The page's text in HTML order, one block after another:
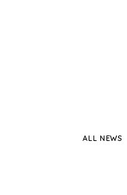
ALL NEWS